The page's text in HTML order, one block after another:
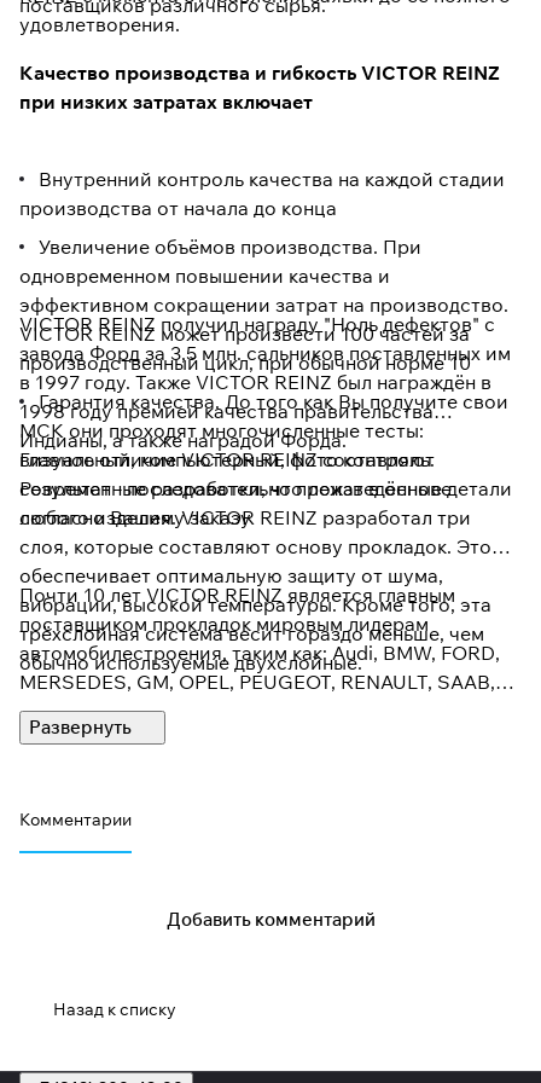
поставщиков различного сырья.
удовлетворения.
Качество производства и гибкость VICTOR REINZ
при низких затратах включает
Внутренний контроль качества на каждой стадии
производства от начала до конца
Увеличение объёмов производства. При
одновременном повышении качества и
эффективном сокращении затрат на производство.
VICTOR REINZ может произвести 100 частей за
производственный цикл, при обычной норме 10
Гарантия качества. До того как Вы получите свои
МСК они проходят многочисленные тесты:
визуальный, компьютерный, фото контроль.
Результат - последовательно произведённые детали
согласно Вашему заказу
VICTOR REINZ получил награду "Ноль дефектов" с
завода Форд за 3,5 млн. сальников поставленных им
в 1997 году. Также VICTOR REINZ был награждён в
1998 году премией качества правительства
Индианы, а также наградой Форда.
Главное отличие VICTOR REINZ составляют
современные разработки, что лежат в основе
любого изделия. VICTOR REINZ разработал три
слоя, которые составляют основу прокладок. Это
обеспечивает оптимальную защиту от шума,
вибрации, высокой температуры. Кроме того, эта
трёхслойная система весит гораздо меньше, чем
обычно используемые двухслойные.
Почти 10 лет VICTOR REINZ является главным
поставщиком прокладок мировым лидерам
автомобилестроения, таким как: Audi, BMW, FORD,
MERSEDES, GM, OPEL, PEUGEOT, RENAULT, SAAB,
WOLKSVAGEN, и VOLVO. Это позволяет в полной
мере ощутить все преимущества VICTOR REINZ,
автоматизированных систем управления.
Комментарии
Добавить комментарий
Назад к списку